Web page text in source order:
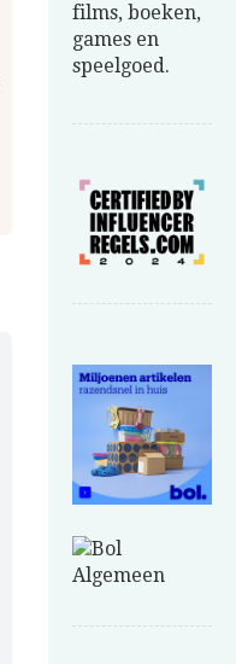
films, boeken,
games en
speelgoed.